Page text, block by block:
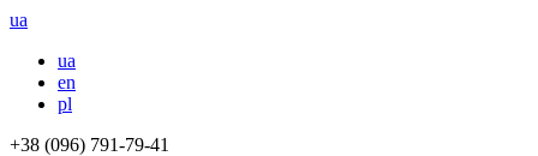
ua
ua
en
pl
+38 (096) 791-79-41